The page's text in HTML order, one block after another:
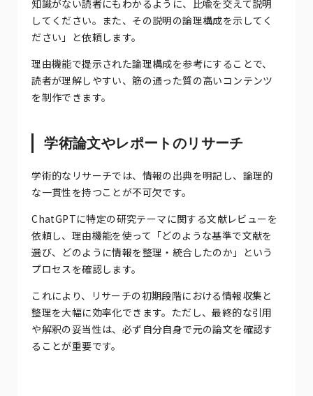
知識がない読者にもわかるように、比喩を交えて説明
してください。また、その説明の論理構成を示してく
ださい」と依頼します。
理由機能で提示された論理構成を参考にすることで、
読者が理解しやすい、筋の通った質の高いコンテンツ
を制作できます。
学術論文やレポートのリサーチ
学術的なリサーチでは、情報の出典を明記し、論理的
な一貫性を持つことが不可欠です。
ChatGPTに特定の研究テーマに関する文献レビューを
依頼し、理由機能を使って「どのような基準で文献を
選び、どのように情報を整理・統合したのか」という
プロセスを確認します。
これにより、リサーチの初期段階における情報収集と
整理を大幅に効率化できます。ただし、最終的な引用
や解釈の妥当性は、必ず自分自身で元の論文を確認す
ることが重要です。